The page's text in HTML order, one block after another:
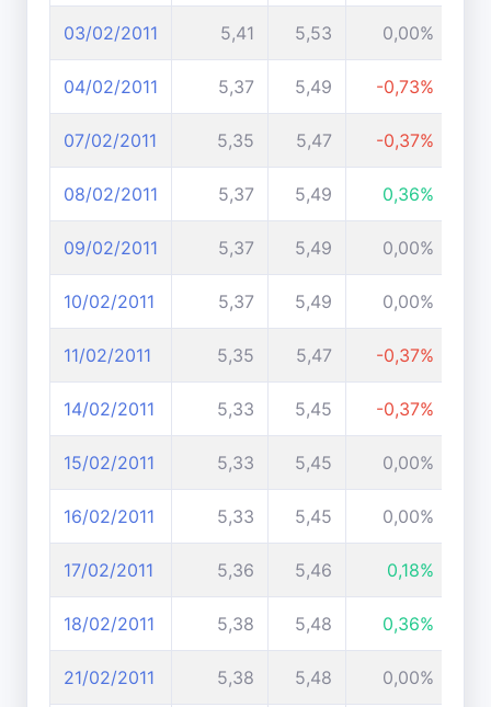
03/02/2011 5,41 5,53 0,00%
04/02/2011 5,37 5,49 -0,73%
07/02/2011 5,35 5,47 -0,37%
08/02/2011 5,37 5,49 0,36%
09/02/2011 5,37 5,49 0,00%
10/02/2011 5,37 5,49 0,00%
11/02/2011 5,35 5,47 -0,37%
14/02/2011 5,33 5,45 -0,37%
15/02/2011 5,33 5,45 0,00%
16/02/2011 5,33 5,45 0,00%
17/02/2011 5,36 5,46 0,18%
18/02/2011 5,38 5,48 0,36%
21/02/2011 5,38 5,48 0,00%